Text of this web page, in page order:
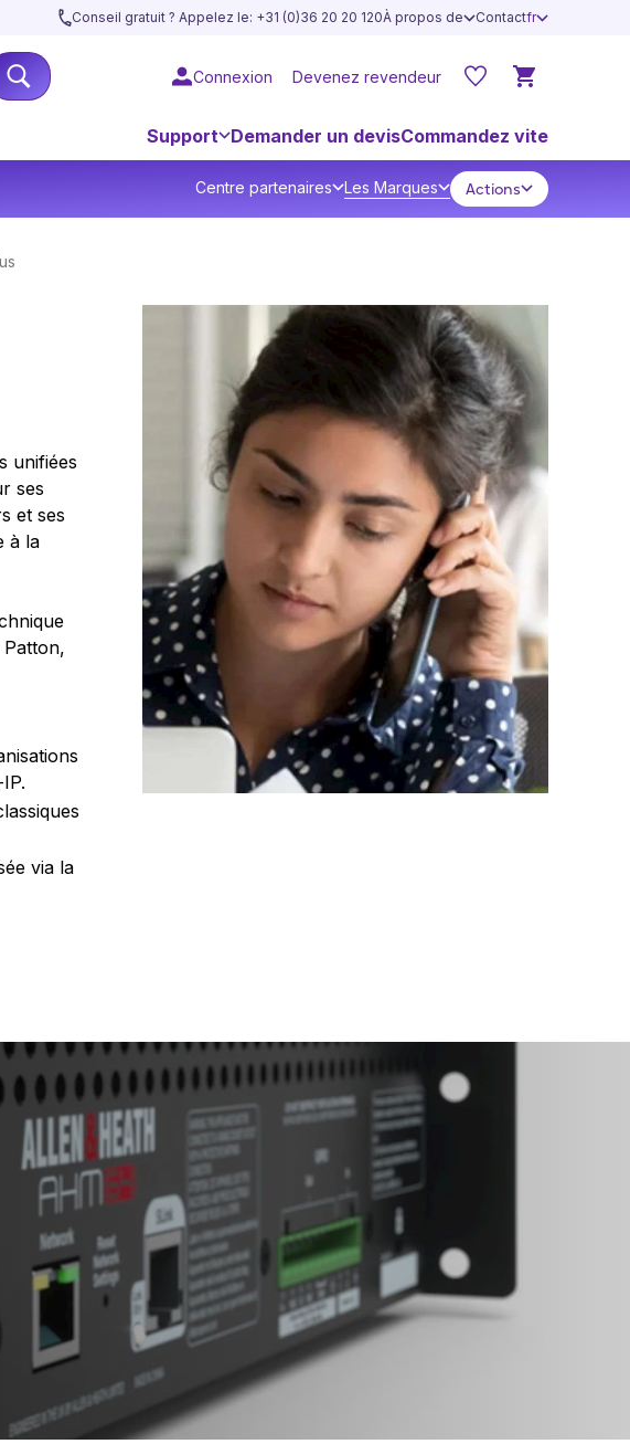
Conseil gratuit ? Appelez le: +31 (0)36 20 20 120À propos de Contactfr
Connexion Devenez revendeur
Support Demander un devisCommandez vite
Centre partenaires Les Marques Actions
unifiées
ses
et ses
à la
via la